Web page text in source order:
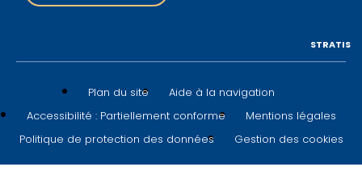
Plan du site
Aide à la navigation
Accessibilité : Partiellement conforme
Mentions légales
Politique de protection des données
Gestion des cookies
STRATIS